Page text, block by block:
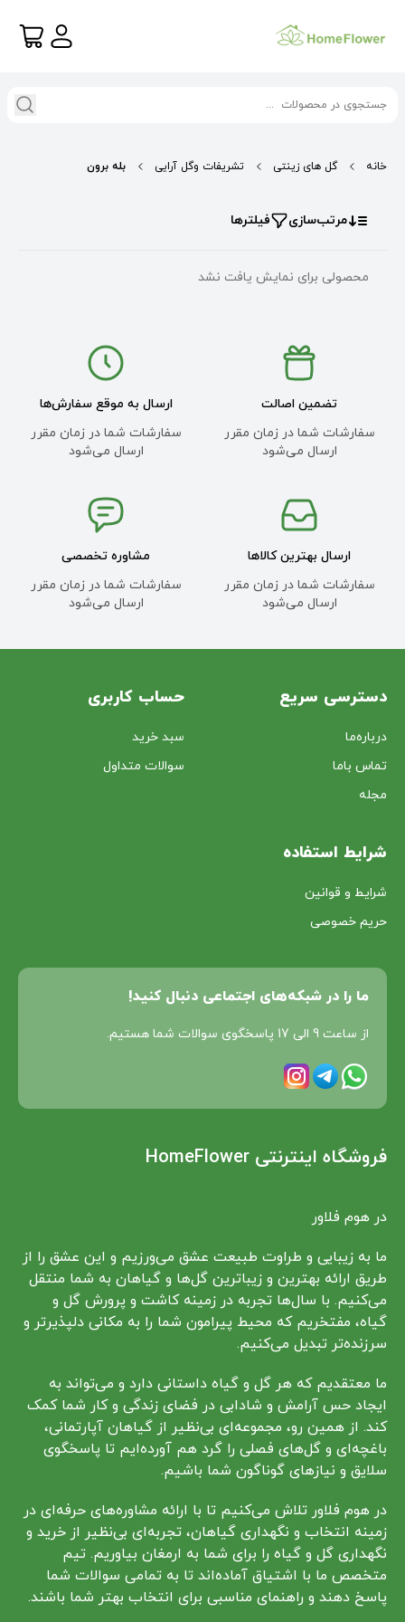
خانه گل های زینتی تشریفات وگل آرایی بله برون
مرتب‌سازی فیلترها
محصولی برای نمایش یافت نشد
تضمین اصالت
سفارشات شما در زمان مقرر
ارسال می‌شود
ارسال به موقع سفارش‌ها
سفارشات شما در زمان مقرر
ارسال می‌شود
ارسال بهترین کالاها
سفارشات شما در زمان مقرر
ارسال می‌شود
مشاوره تخصصی
سفارشات شما در زمان مقرر
ارسال می‌شود
دسترسی سریع
درباره‌ما
تماس با‌ما
مجله
حساب کاربری
سبد خرید
سوالات متداول
شرایط استفاده
شرایط و قوانین
حریم خصوصی
ما را در شبکه‌های اجتماعی دنبال کنید!
از ساعت 9 الی 17 پاسخگوی سوالات شما هستیم.
فروشگاه اینترنتی HomeFlower
در هوم فلاور
ما به زیبایی و طراوت طبیعت عشق می‌ورزیم و این عشق را از
طریق ارائه بهترین و زیباترین گل‌ها و گیاهان به شما منتقل
می‌کنیم. با سال‌ها تجربه در زمینه کاشت و پرورش گل و
گیاه، مفتخریم که محیط‌ پیرامون شما را به مکانی دلپذیرتر و
سرزنده‌تر تبدیل می‌کنیم.
ما معتقدیم که هر گل و گیاه داستانی دارد و می‌تواند به
ایجاد حس آرامش و شادابی در فضای زندگی و کار شما کمک
کند. از همین رو، مجموعه‌ای بی‌نظیر از گیاهان آپارتمانی،
باغچه‌ای و گل‌های فصلی را گرد هم آورده‌ایم تا پاسخگوی
سلایق و نیازهای گوناگون شما باشیم.
در هوم فلاور تلاش می‌کنیم تا با ارائه مشاوره‌های حرفه‌ای در
زمینه انتخاب و نگهداری گیاهان، تجربه‌ای بی‌نظیر از خرید و
نگهداری گل و گیاه را برای شما به ارمغان بیاوریم. تیم
متخصص ما با اشتیاق آماده‌اند تا به تمامی سوالات شما
پاسخ دهند و راهنمای مناسبی برای انتخاب بهتر شما باشند.